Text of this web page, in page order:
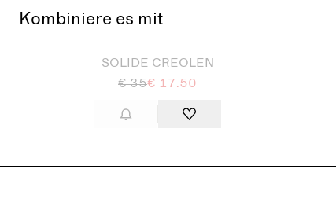
Kombiniere es mit
Ausverkauft
SOLIDE CREOLEN
€ 35€ 17.50